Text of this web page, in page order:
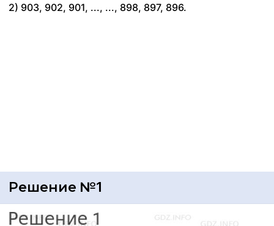
2) 903, 902, 901, ..., ..., 898, 897, 896.
Решение №1